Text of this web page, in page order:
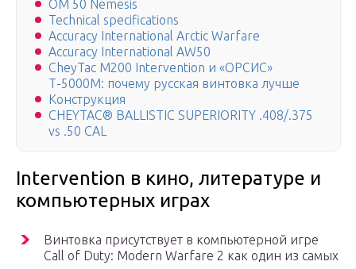
OM 50 Nemesis
Technical specifications
Accuracy International Arctic Warfare
Accuracy International AW50
CheyTac M200 Intervention и «ОРСИС»
Т-5000М: почему русская винтовка лучше
Конструкция
CHEYTAC® BALLISTIC SUPERIORITY .408/.375
vs .50 CAL
Intervention в кино, литературе и
компьютерных играх
Винтовка присутствует в компьютерной игре
Call of Duty: Modern Warfare 2 как один из самых